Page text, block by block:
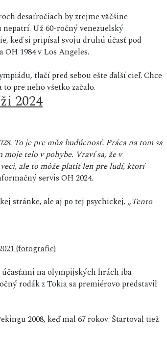
desaťročiach by zrejme väčšine
Už 60-ročný venezuelský
keď si pripísal svoju druhú účasť pod
1984 v Los Angeles.
tlačí pred sebou ešte ďalší cieľ. Chce
pre neho všetko začalo.
2024
To je pre mňa budúcnosť. Práca na tom sa
telo v pohybe. Vraví sa, že v
ale to môže platiť len pre ľudí, ktorí
servis OH 2024.
stránke, ale aj po tej psychickej. „Tento
(fotografie)
na olympijských hrách iba
rodák z Tokia sa premiérovo predstavil
2008, keď mal 67 rokov. Štartoval tiež